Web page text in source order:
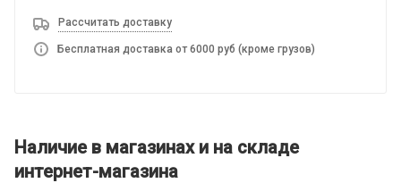
Рассчитать доставку
Бесплатная доставка от 6000 руб (кроме грузов)
Наличие в магазинах и на складе
интернет-магазина